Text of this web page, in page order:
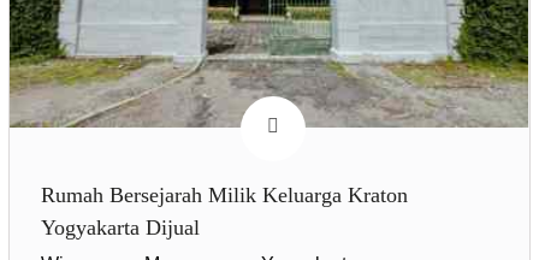
Rumah Bersejarah Milik Keluarga Kraton
Yogyakarta Dijual